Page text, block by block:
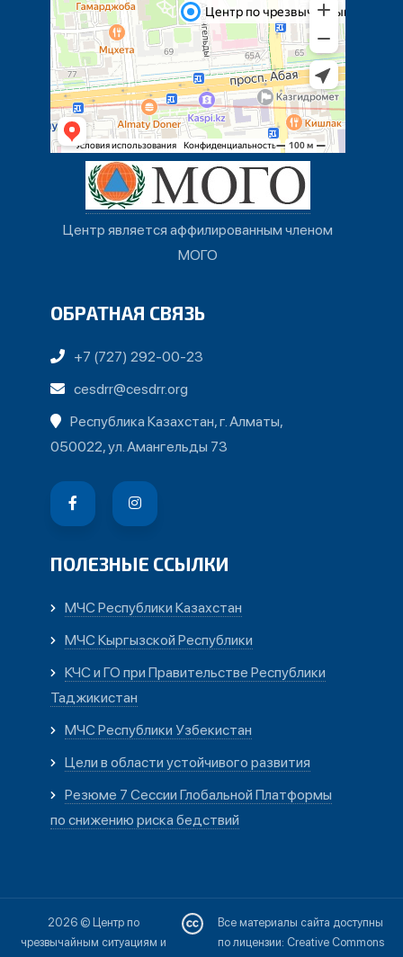
Центр является аффилированным членом
МОГО
ОБРАТНАЯ СВЯЗЬ
+7 (727) 292-00-23
cesdrr@cesdrr.org
Республика Казахстан, г. Алматы,
050022, ул. Амангельды 73
ПОЛЕЗНЫЕ ССЫЛКИ
МЧС Республики Казахстан
МЧС Кыргызской Республики
КЧС и ГО при Правительстве Республики
Таджикистан
МЧС Республики Узбекистан
Цели в области устойчивого развития
Резюме 7 Сессии Глобальной Платформы
по снижению риска бедствий
2026 © Центр по
чрезвычайным ситуациям и
Все материалы сайта доступны
по лицензии: Creative Commons